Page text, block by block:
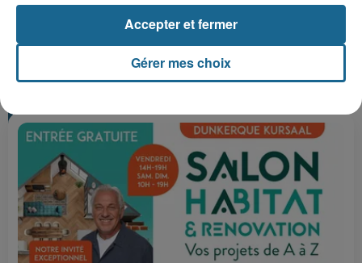
+ DE CADEAUX
Gérer mes choix
Accepter et fermer